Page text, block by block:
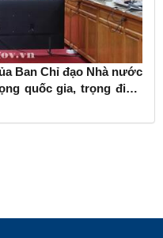
Ban Chỉ đạo Nhà nước
quốc gia, trọng điểm